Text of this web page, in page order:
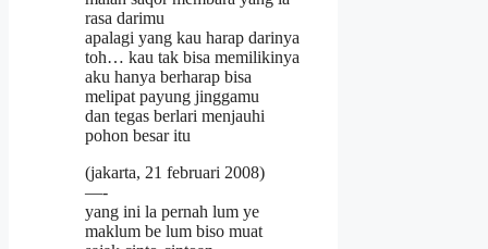
rasa darimu
apalagi yang kau harap darinya
toh… kau tak bisa memilikinya
aku hanya berharap bisa
melipat payung jinggamu
dan tegas berlari menjauhi
pohon besar itu
(jakarta, 21 februari 2008)
—-
yang ini la pernah lum ye
maklum be lum biso muat